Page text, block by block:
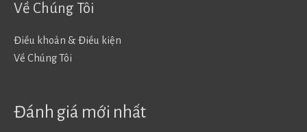
Về Chúng Tôi
Điều khoản & Điều kiện
Về Chúng Tôi
Đánh giá mới nhất